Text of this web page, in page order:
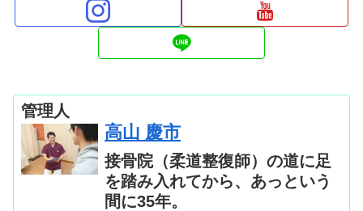
管理人
高山 慶市
接骨院（柔道整復師）の道に足
を踏み入れてから、あっという
間に35年。